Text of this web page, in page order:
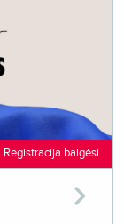
Registracija baigėsi